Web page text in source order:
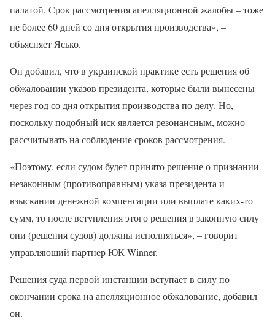
палатой. Срок рассмотрения апелляционной жалобы – тоже
не более 60 дней со дня открытия производства», –
объясняет Ясько.
Он добавил, что в украинской практике есть решения об
обжаловании указов президента, которые были вынесены
через год со дня открытия производства по делу. Но,
поскольку подобный иск является резонансным, можно
рассчитывать на соблюдение сроков рассмотрения.
«Поэтому, если судом будет принято решение о признании
незаконным (противоправным) указа президента и
взыскании денежной компенсации или выплате каких-то
сумм, то после вступления этого решения в законную силу
они (решения судов) должны исполняться», – говорит
управляющий партнер ЮК Winner.
Решения суда первой инстанции вступает в силу по
окончании срока на апелляционное обжалование, добавил
он.